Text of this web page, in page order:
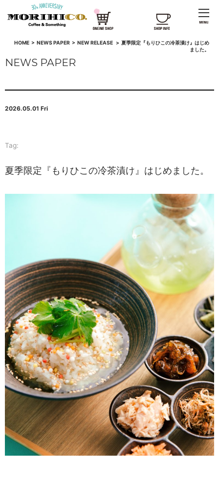
HOME> NEWS PAPER> NEW RELEASE > 夏季限定『もりひこの冷茶漬け』はじめ
ました。
NEWS PAPER
2026.05.01 Fri
Tag:
夏季限定『もりひこの冷茶漬け』はじめました。